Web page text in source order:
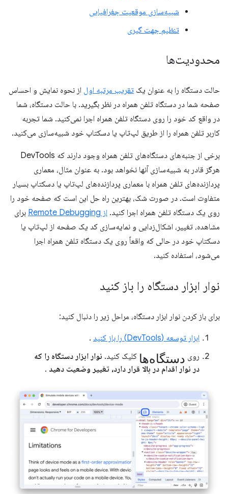
شبیه‌سازی موقعیت جغرافیایی
تنظیم جهت گیری
محدودیت‌ها
حالت دستگاه را به عنوان یک تقریب مرتبه اول از نحوه نمایش و احساس
صفحه شما در دستگاه تلفن همراه در نظر بگیرید. با حالت دستگاه، شما
در واقع کد خود را روی دستگاه تلفن همراه اجرا نمی‌کنید. شما تجربه
کاربر تلفن همراه را از طریق لپ‌تاپ یا دسکتاپ خود شبیه‌سازی می‌کنید.
برخی از جنبه‌های دستگاه‌های تلفن همراه وجود دارند که DevTools
هرگز قادر به شبیه‌سازی آنها نخواهد بود. به عنوان مثال، معماری
پردازنده‌های تلفن همراه با معماری پردازنده‌های لپ‌تاپ یا دسکتاپ بسیار
متفاوت است. در صورت شک، بهترین راه حل این است که صفحه خود را
روی یک دستگاه تلفن همراه اجرا کنید. از Remote Debugging
برای
مشاهده، تغییر، اشکال‌زدایی و نمایه‌سازی کد یک صفحه از لپ‌تاپ یا
دسکتاپ خود در حالی که واقعاً روی یک دستگاه تلفن همراه اجرا
می‌شود، استفاده کنید.
نوار ابزار دستگاه را باز کنید
برای باز کردن نوار ابزار دستگاه، مراحل زیر را دنبال کنید:
ابزار توسعه (DevTools) را باز کنید
.
روی دستگاه‌ها کلیک کنید. نوار ابزار دستگاه را که
در نوار اقدام در بالا قرار دارد، تغییر وضعیت دهید .